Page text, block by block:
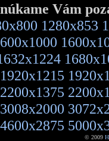
Vám
1280x853
1920x1215
2200x1375
3008x2000
4600x2875
© 2009